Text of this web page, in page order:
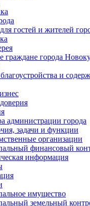
гостей и жителей
граждане города
и
администрации города
задачи и функции
организации
финансовый
информация
имущество
земельный